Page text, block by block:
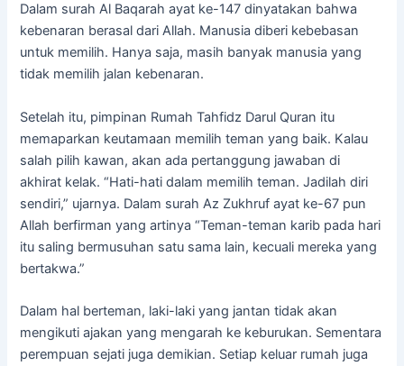
Dalam surah Al Baqarah ayat ke-147 dinyatakan bahwa
kebenaran berasal dari Allah. Manusia diberi kebebasan
untuk memilih. Hanya saja, masih banyak manusia yang
tidak memilih jalan kebenaran.
Setelah itu, pimpinan Rumah Tahfidz Darul Quran itu
memaparkan keutamaan memilih teman yang baik. Kalau
salah pilih kawan, akan ada pertanggung jawaban di
akhirat kelak. “Hati-hati dalam memilih teman. Jadilah diri
sendiri,” ujarnya. Dalam surah Az Zukhruf ayat ke-67 pun
Allah berfirman yang artinya “Teman-teman karib pada hari
itu saling bermusuhan satu sama lain, kecuali mereka yang
bertakwa.”
Dalam hal berteman, laki-laki yang jantan tidak akan
mengikuti ajakan yang mengarah ke keburukan. Sementara
perempuan sejati juga demikian. Setiap keluar rumah juga